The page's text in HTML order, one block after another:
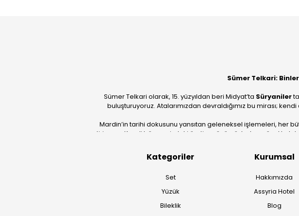
Sümer Telkari:
Sümer Telkari olarak, 15. yüzyıldan beri Midyat’ta Süryaniler
buluşturuyoruz. Atalarımızdan devraldığımız bu mirası;
Mardin’in tarihi dokusunu yansıtan geleneksel işlemeleri, her
getiriyoruz. Kendi bünyemizdeki üretim gücümüzle, hem özel
Kategoriler
Set
Yüzük
Bileklik
Kurumsal
Hakkımızda
Assyria Hotel
Blog